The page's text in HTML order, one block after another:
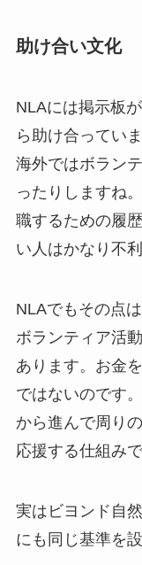
助け合い文化
NLAには掲示板
ら助け合っていま
海外ではボラン
ったりしますね
職するための履
い人はかなり不
NLAでもその点
ボランティア活
あります。お金
ではないのです
から進んで周り
応援する仕組みで
実はビヨンド自
にも同じ基準を